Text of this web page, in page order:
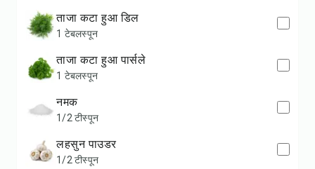
ताजा कटा हुआ डिल
1 टेबलस्पून
ताजा कटा हुआ पार्सले
1 टेबलस्पून
नमक
1/2 टीस्पून
लहसुन पाउडर
1/2 टीस्पून